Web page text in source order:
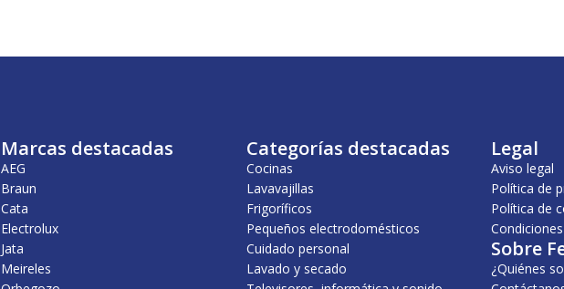
Marcas destacadas
AEG
Braun
Cata
Electrolux
Jata
Meireles
Categorías destacadas
Cocinas
Lavavajillas
Frigoríficos
Pequeños electrodomésticos
Cuidado personal
Lavado y secado
Legal
Aviso legal
Política de
Política de
Sobre
¿Quiénes